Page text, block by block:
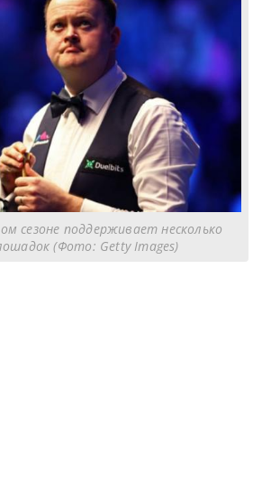
сезоне поддерживает несколько
(Фото: Getty Images)